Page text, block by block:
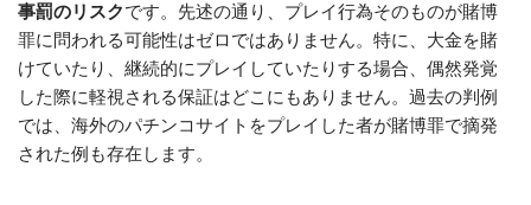
事罰のリスクです。先述の通り、プレイ行為そのものが賭博
罪に問われる可能性はゼロではありません。特に、大金を賭
けていたり、継続的にプレイしていたりする場合、偶然発覚
した際に軽視される保証はどこにもありません。過去の判例
では、海外のパチンコサイトをプレイした者が賭博罪で摘発
された例も存在します。